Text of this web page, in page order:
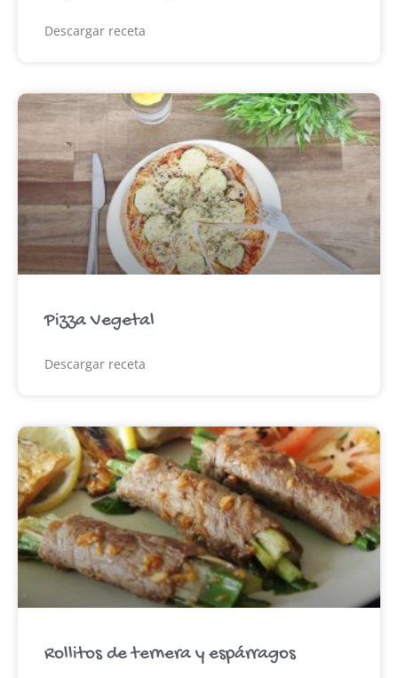
Descargar receta
Pizza Vegetal
Descargar receta
Rollitos de ternera y espárragos